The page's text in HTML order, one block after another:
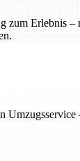
Erlebnis